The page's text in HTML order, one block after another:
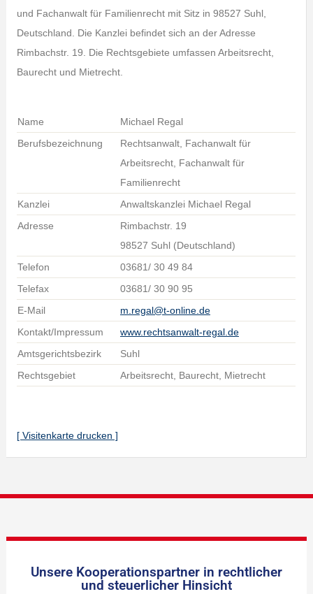
und Fachanwalt für Familienrecht mit Sitz in 98527 Suhl,
Deutschland. Die Kanzlei befindet sich an der Adresse
Rimbachstr. 19. Die Rechtsgebiete umfassen Arbeitsrecht,
Baurecht und Mietrecht.
Name
Michael Regal
Berufsbezeichnung
Rechtsanwalt, Fachanwalt für
Arbeitsrecht, Fachanwalt für
Familienrecht
Kanzlei
Anwaltskanzlei Michael Regal
Adresse
Rimbachstr. 19
98527 Suhl (Deutschland)
Telefon
03681/ 30 49 84
Telefax
03681/ 30 90 95
E-Mail
m.regal@t-online.de
Kontakt/Impressum
www.rechtsanwalt-regal.de
Amtsgerichtsbezirk
Suhl
Rechtsgebiet
Arbeitsrecht, Baurecht, Mietrecht
[ Visitenkarte drucken ]
Unsere Kooperationspartner in rechtlicher
und steuerlicher Hinsicht